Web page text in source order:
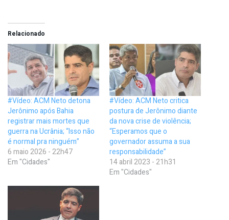
Relacionado
#Vídeo: ACM Neto detona
Jerônimo após Bahia
registrar mais mortes que
guerra na Ucrânia; “Isso não
é normal pra ninguém”
6 maio 2026 - 22h47
Em "Cidades"
#Vídeo: ACM Neto critica
postura de Jerônimo diante
da nova crise de violência;
“Esperamos que o
governador assuma a sua
responsabilidade”
14 abril 2023 - 21h31
Em "Cidades"